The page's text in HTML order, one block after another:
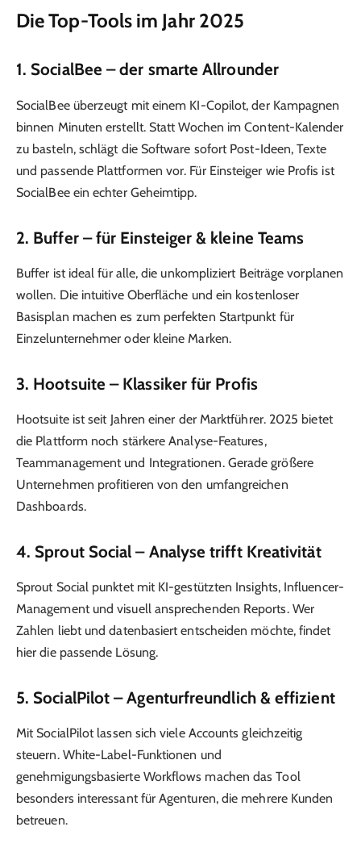
Die Top-Tools im Jahr 2025
1. SocialBee – der smarte Allrounder
SocialBee überzeugt mit einem KI-Copilot, der Kampagnen
binnen Minuten erstellt. Statt Wochen im Content-Kalender
zu basteln, schlägt die Software sofort Post-Ideen, Texte
und passende Plattformen vor. Für Einsteiger wie Profis ist
SocialBee ein echter Geheimtipp.
2. Buffer– für Einsteiger & kleine Teams
Buffer ist ideal für alle, die unkompliziert Beiträge vorplanen
wollen. Die intuitive Oberfläche und ein kostenloser
Basisplan machen es zum perfekten Startpunkt für
Einzelunternehmer oder kleine Marken.
3. Hootsuite – Klassiker für Profis
Hootsuite ist seit Jahren einer der Marktführer. 2025 bietet
die Plattform noch stärkere Analyse-Features,
Teammanagement und Integrationen. Gerade größere
Unternehmen profitieren von den umfangreichen
Dashboards.
4. Sprout Social – Analyse trifft Kreativität
Sprout Social punktet mit KI-gestützten Insights, Influencer-
Management und visuell ansprechenden Reports. Wer
Zahlen liebt und datenbasiert entscheiden möchte, findet
hier die passende Lösung.
5. SocialPilot – Agenturfreundlich & effizient
Mit SocialPilot lassen sich viele Accounts gleichzeitig
steuern. White-Label-Funktionen und
genehmigungsbasierte Workflows machen das Tool
besonders interessant für Agenturen, die mehrere Kunden
betreuen.